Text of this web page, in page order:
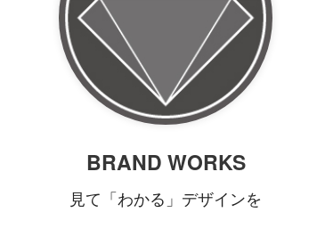
BRAND WORKS
見て「わかる」デザインを